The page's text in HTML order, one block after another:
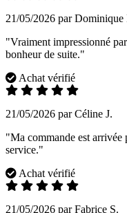
21/05/2026 par Dominique
"Vraiment impressionné
bonheur de suite."
Achat vérifié
21/05/2026 par Céline J.
"Ma commande est arrivée
service."
Achat vérifié
21/05/2026 par Fabrice S.